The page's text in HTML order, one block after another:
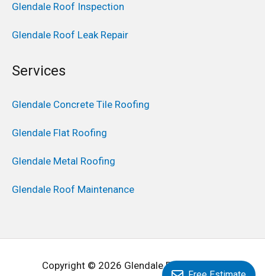
Glendale Roof Inspection
Glendale Roof Leak Repair
Services
Glendale Concrete Tile Roofing
Glendale Flat Roofing
Glendale Metal Roofing
Glendale Roof Maintenance
Copyright © 2026 Glendale Roofing Pros